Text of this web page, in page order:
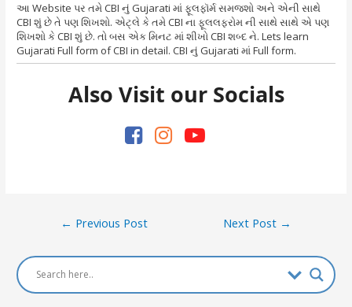
આ Website પર તમે CBI નું Gujarati માં ફૂલફૉર્મ સમજશો અને એની સાથે
CBI શું છે તે પણ શિખશો. એટ્લે કે તમે CBI ના ફૂલલફરોમ ની સાથે સાથે એ પણ
શિખશો કે CBI શું છે. તો બસ એક મિનટ માં શીખો CBI શબ્દ ને. Lets learn
Gujarati Full form of CBI in detail. CBI નું Gujarati માં Full form.
Also Visit our Socials
Post
← Previous Post Next Post →